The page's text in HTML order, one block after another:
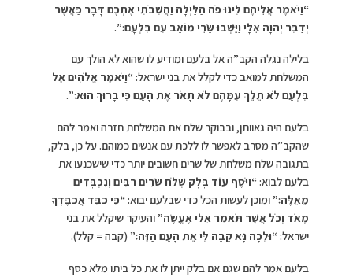
“וַיֹּאמֶר אֲלֵיהֶם לִינוּ פֹה הַלַּיְלָה וַהֲשִׁבֹתִי אֶתְכֶם דָּבָר כַּאֲשֶׁר
יְדַבֵּר יְהוָה אֵלָי וַיֵּשְׁבוּ שָׂרֵי מוֹאָב עִם בִּלְעָם׃”.
בלילה נגלה הקב”ה אל בלעם ומודיע לו שהוא לא הולך עם
המשלחת למואב כדי לקלל את בני ישראל:“וַיֹּאמֶר אֱלֹהִים אֶל
בִּלְעָם לֹא תֵלֵךְ עִמָּהֶם לֹא תָאֹר אֶת הָעָם כִּי בָרוּךְ הוּא׃”.
בלעם היה גאוותן, ובבוקר שלח את המשלחת חזרה ואמר להם
שהקב”ה מסרב לאפשר לו ללכת עם אנשים כמוהם. על כן, בלק,
בתגובה שלח משלחת של שרים חשובים יותר כדי שישכנעו את
בלעם לבוא:“וַיֹּסֶף עוֹד בָּלָק שְׁלֹחַ שָׂרִים רַבִּים וְנִכְבָּדִים
מֵאֵלֶּה׃”ומוכן לעשות הכל כדי שבלעם יבוא:“כִּי כַבֵּד אֲכַבֶּדְךָ
מְאֹד וְכֹל אֲשֶׁר תֹּאמַר אֵלַי אֶעֱשֶׂה”והעיקר שיקלל את בני
ישראל:“וּלְכָה נָּא קָבָה לִּי אֵת הָעָם הַזֶּה׃” (קבה = קלל).
בלעם אמר להם שגם אם בלק ייתן לו את כל ביתו מלא כסף